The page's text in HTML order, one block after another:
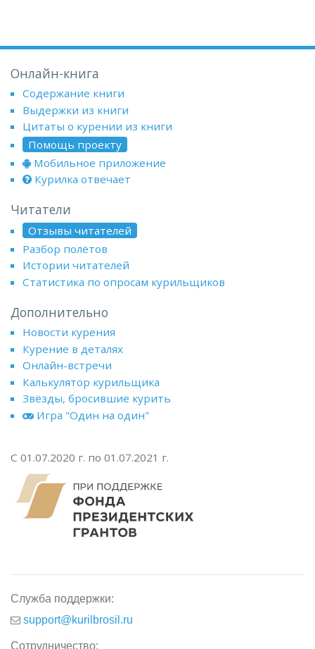
Онлайн-книга
Содержание книги
Выдержки из книги
Цитаты о курении из книги
Помощь проекту
Мобильное приложение
Курилка отвечает
Читатели
Отзывы читателей
Разбор полётов
Истории читателей
Статистика по опросам курильщиков
Дополнительно
Новости курения
Курение в деталях
Онлайн-встречи
Калькулятор курильщика
Звёзды, бросившие курить
Игра "Один на один"
С 01.07.2020 г. по 01.07.2021 г.
Служба поддержки:
support@kurilbrosil.ru
Сотрудничество: